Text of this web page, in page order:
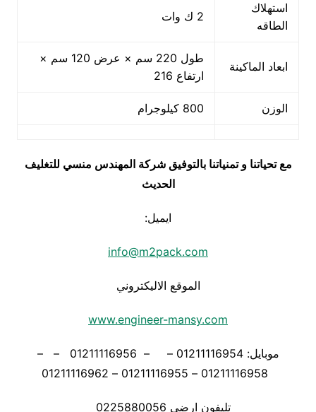
استهلاك
الطاقه
2 ك وات
ابعاد الماكينة
طول 220 سم × عرض 120 سم ×
ارتفاع 216
الوزن 800 كيلوجرام
مع تحياتنا و تمنياتنا بالتوفيق شركة المهندس منسي للتغليف
الحديث
ايميل:
info@m2pack.com
الموقع الاليكتروني
www.engineer-mansy.com
موبايل: 01211116954 – – 01211116956 – –
تليفون ارضي 0225880056